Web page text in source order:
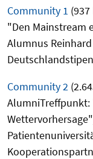
Community 1 (937
"Den Mainstream
Alumnus
Community 2